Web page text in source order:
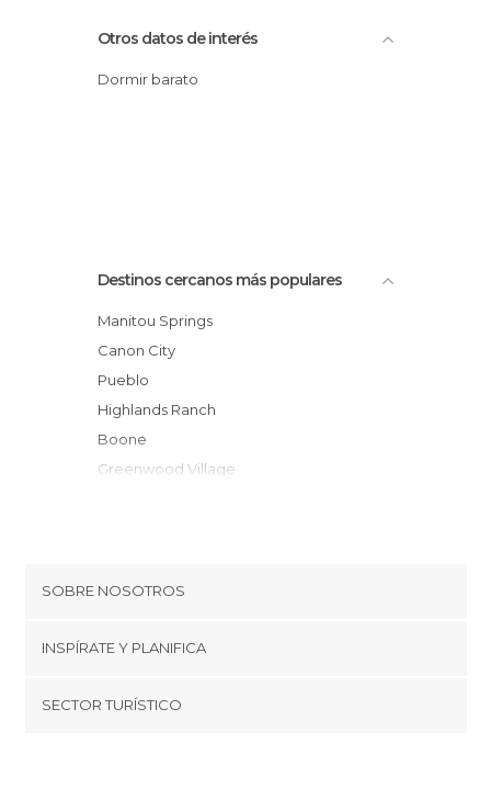
Otros datos de interés
Dormir barato
Destinos cercanos más populares
Manitou Springs
Canon City
Pueblo
Highlands Ranch
Boone
Greenwood Village
Boulder
Dillon
Winter Park
SOBRE NOSOTROS
Cookies
Términos y condiciones
INSPÍRATE Y PLANIFICA
SECTOR TURÍSTICO